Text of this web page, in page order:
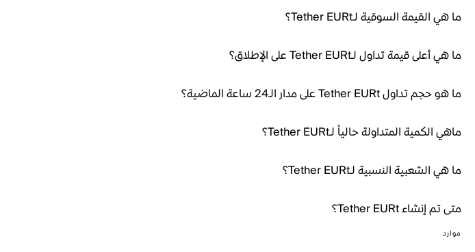
ما هي القيمة السوقية لـTether EURt؟
ما هي أعلى قيمة تداول لـTether EURt على الإطلاق؟
ما هو حجم تداول Tether EURt على مدار الـ24 ساعة الماضية؟
ماهي الكمية المتداولة حالياً لـTether EURt؟
ما هي الشعبية النسبية لـTether EURt؟
متى تم إنشاء Tether EURt؟
موارد